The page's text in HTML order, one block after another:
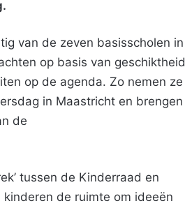
van de zeven basisscholen in
op basis van geschiktheid
op de agenda. Zo nemen ze
in Maastricht en brengen
de
tussen de Kinderraad en
de ruimte om ideeën